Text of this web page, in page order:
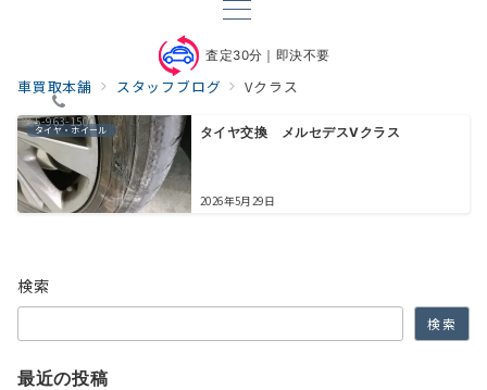
査定30分｜即決不要
055-963-1500
車買取本舗 スタッフブログ Vクラス
タイヤ・ホイール タイヤ交換 メルセデスVクラス
2026年5月29日
検索
検索
最近の投稿